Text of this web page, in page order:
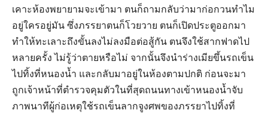
เคาะห้องพยายามจะเข้ามา ตนก็ถามกลับว่ามาก่อกวนทำไม
อยู่ใครอยู่มัน ซึ่งภรรยาตนก็โวยวาย ตนก็เปิดประตูออกมา
ทำให้ทะเลาะถึงขั้นลงไม่ลงมือต่อสู้กัน ตนจึงใช้สากฟาดไป
หลายครั้ง ไม่รู้ว่าตายหรือไม่ จากนั้นจึงนำร่างเมียขึ้นรถเข็น
ไปทิ้งที่หนองน้ำ และกลับมาอยู่ในห้องตามปกติ ก่อนจะมา
ถูกเจ้าหน้าที่ตำรวจคุมตัวในที่สุดถนนทางเข้าหนองน้ำจับ
ภาพนาทีผู้ก่อเหตุใช้รถเข็นลากจูงศพของภรรยาไปทิ้งที่